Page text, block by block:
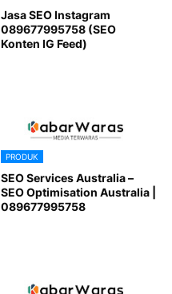
Jasa SEO Instagram
089677995758 (SEO
Konten IG Feed)
PRODUK
SEO Services Australia –
SEO Optimisation Australia |
089677995758